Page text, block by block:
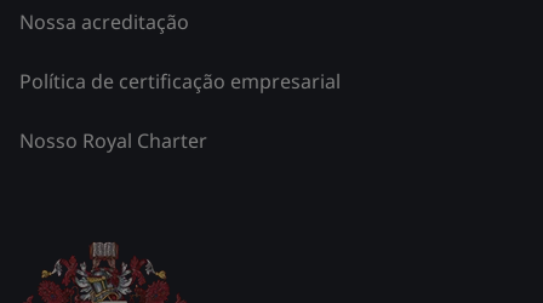
Nossa acreditação
Política de certificação empresarial
Nosso Royal Charter